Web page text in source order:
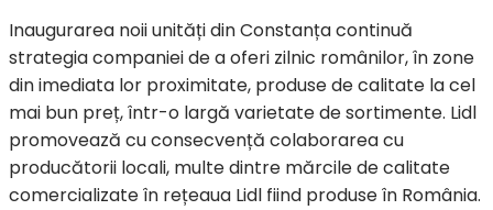
Inaugurarea noii unități din Constanța continuă
strategia companiei de a oferi zilnic românilor, în zone
din imediata lor proximitate, produse de calitate la cel
mai bun preț, într-o largă varietate de sortimente. Lidl
promovează cu consecvență colaborarea cu
producătorii locali, multe dintre mărcile de calitate
comercializate în rețeaua Lidl fiind produse în România.